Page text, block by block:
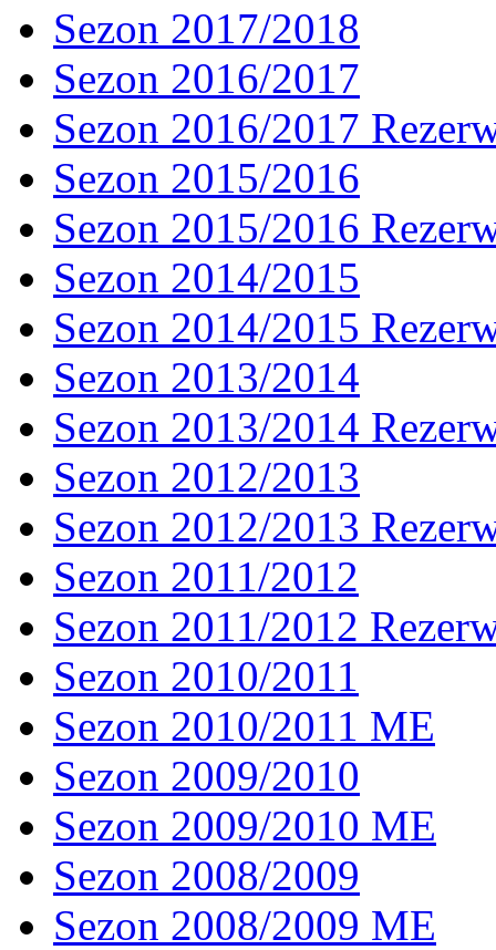
Sezon 2017/2018
Sezon 2016/2017
Sezon 2016/2017
Sezon 2015/2016
Sezon 2015/2016
Sezon 2014/2015
Sezon 2014/2015
Sezon 2013/2014
Sezon 2013/2014
Sezon 2012/2013
Sezon 2012/2013
Sezon 2011/2012
Sezon 2011/2012
Sezon 2010/2011
Sezon 2010/2011 ME
Sezon 2009/2010
Sezon 2009/2010 ME
Sezon 2008/2009
Sezon 2008/2009 ME